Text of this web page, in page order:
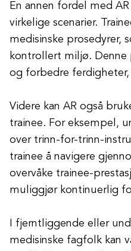
En annen fordel med
virkelige scenarier.
medisinske prosedyrer,
kontrollert miljø. Denne
og forbedre
Videre kan AR også
trainee. For eksempel,
over trinn-for-trinn-
trainee å navigere
overvåke trainee-
muliggjør kontinuerlig
I fjerntliggende eller
medisinske fagfolk kan